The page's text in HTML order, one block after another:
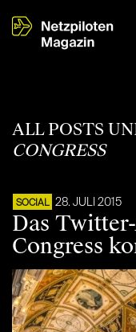
ALL POSTS
CONGRESS
SOCIAL 28. JULI 2015
Das
Congress